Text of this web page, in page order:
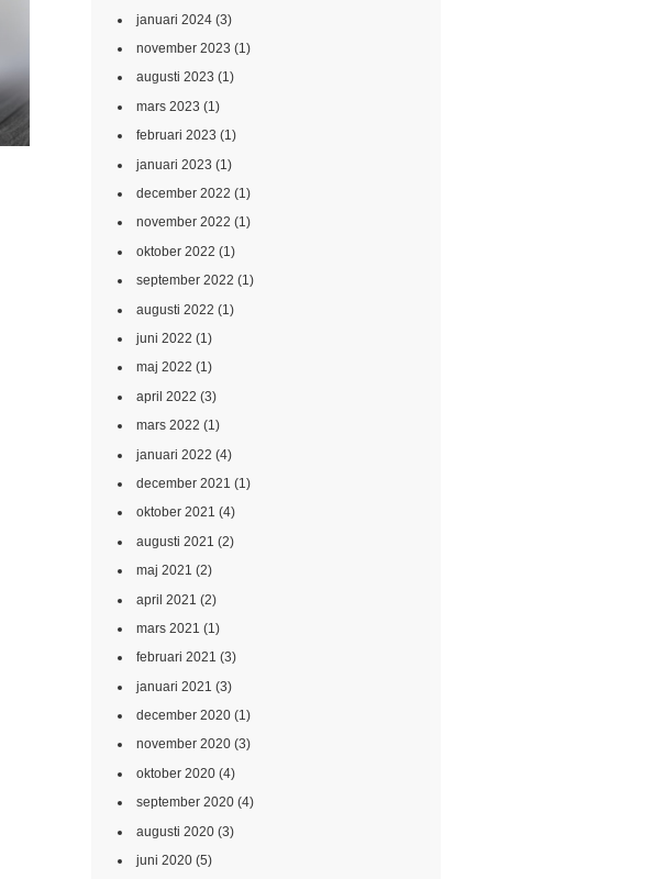
januari 2024(3)
november 2023 (1)
augusti 2023 (1)
mars 2023 (1)
februari 2023 (1)
januari 2023 (1)
december 2022 (1)
november 2022 (1)
oktober 2022 (1)
september 2022 (1)
augusti 2022 (1)
juni 2022 (1)
maj 2022 (1)
april 2022 (3)
mars 2022 (1)
januari 2022 (4)
december 2021 (1)
oktober 2021 (4)
augusti 2021 (2)
maj 2021 (2)
april 2021 (2)
mars 2021 (1)
februari 2021 (3)
januari 2021 (3)
december 2020(1)
november 2020(3)
oktober 2020(4)
september 2020(4)
augusti 2020(3)
juni 2020(5)